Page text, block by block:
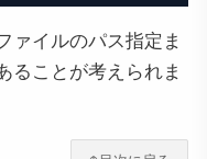
ァイルのパス指定ま
ることが考えられま